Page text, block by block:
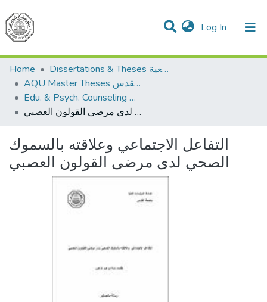
Log In (current)
Communities & Collections
All of DSpace
Home
Dissertations & Theses الرسائل الجامعية
AQU Master Theses الرسائل الجامعية الخاصة بجامعة القدس
Edu. & Psych. Counseling الإرشاد النفسي والتربوي
التفاعل الاجتماعي وعلاقته بالسموك الصحي لدى مرضى القولون العصبي
التفاعل الاجتماعي وعلاقته بالسموك
الصحي لدى مرضى القولون العصبي